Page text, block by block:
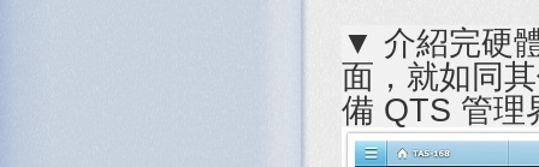
▼ 介紹完硬
面，就如同
備 QTS 管理